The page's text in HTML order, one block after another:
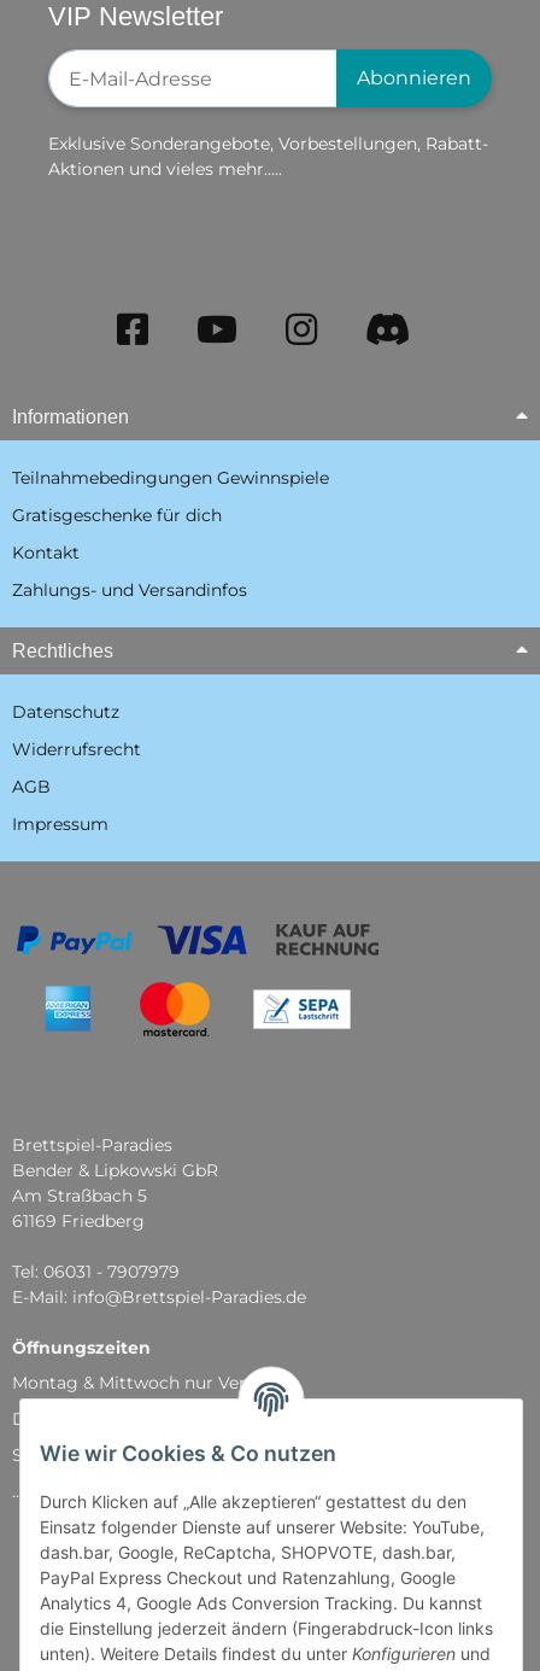
Wie wir Cookies & Co nutzen
Durch Klicken auf „Alle akzeptieren“ gestattest du den
Einsatz folgender Dienste auf unserer Website: YouTube,
dash.bar, Google, ReCaptcha, SHOPVOTE, dash.bar,
PayPal Express Checkout und Ratenzahlung, Google
Analytics 4, Google Ads Conversion Tracking. Du kannst
die Einstellung jederzeit ändern (Fingerabdruck-Icon links
unten). Weitere Details findest du unter Konfigurieren und
VIP Newsletter
Newsletter-Registrierung
Abonnieren
Exklusive Sonderangebote, Vorbestellungen, Rabatt-
Aktionen und vieles mehr.....
Informationen
Teilnahmebedingungen Gewinnspiele
Gratisgeschenke für dich
Kontakt
Zahlungs- und Versandinfos
Rechtliches
Datenschutz
Widerrufsrecht
AGB
Impressum
Brettspiel-Paradies
Bender & Lipkowski GbR
Am Straßbach 5
61169 Friedberg
Tel: 06031 - 7907979
E-Mail: info@Brettspiel-Paradies.de
Öffnungszeiten
Montag & Mittwoch nur Versand
Dienstag, Donnerstag und Freitag: 11:00 - 18:30 Uhr
Samstag: 11:00 - 14:00 Uhr
...und natürlich während unserer Events